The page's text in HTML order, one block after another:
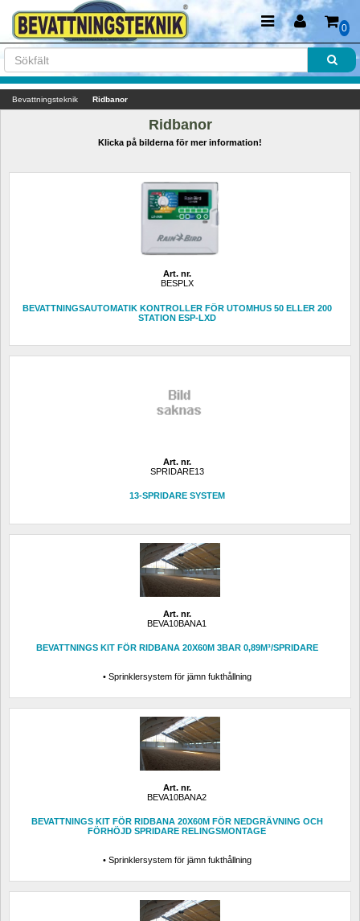
0
Bevattningsteknik Ridbanor
Ridbanor
Klicka på bilderna för mer information!
Art. nr.
BESPLX
BEVATTNINGSAUTOMATIK KONTROLLER FÖR UTOMHUS 50 ELLER 200
STATION ESP-LXD
Art. nr.
SPRIDARE13
13-SPRIDARE SYSTEM
Art. nr.
BEVA10BANA1
BEVATTNINGS KIT FÖR RIDBANA 20X60M 3BAR 0,89M³/SPRIDARE
• Sprinklersystem för jämn fukthållning
Art. nr.
BEVA10BANA2
BEVATTNINGS KIT FÖR RIDBANA 20X60M FÖR NEDGRÄVNING OCH
FÖRHÖJD SPRIDARE RELINGSMONTAGE
• Sprinklersystem för jämn fukthållning